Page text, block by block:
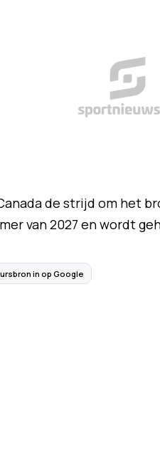
de strijd om het
van 2027 en wordt
in op Google